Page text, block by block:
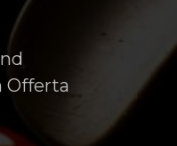
Offerta